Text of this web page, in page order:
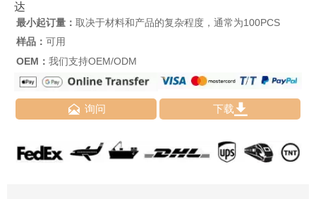
达
最小起订量： 取决于材料和产品的复杂程度，通常为100PCS
样品： 可用
OEM： 我们支持OEM/ODM
 询问 下载